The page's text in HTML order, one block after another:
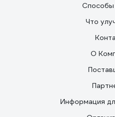
Способы
Что
О
Информация